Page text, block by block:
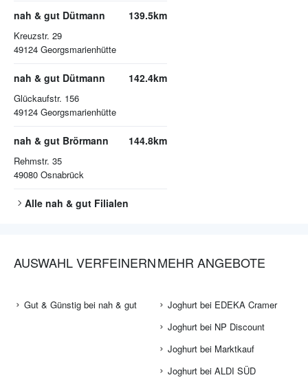
nah & gut Dütmann
Kreuzstr. 29
49124 Georgsmarienhütte
139.5km
nah & gut Dütmann
Glückaufstr. 156
49124 Georgsmarienhütte
142.4km
nah & gut Brörmann
Rehmstr. 35
49080 Osnabrück
144.8km
Alle nah & gut Filialen
AUSWAHL VERFEINERN
Gut & Günstig bei nah & gut
MEHR ANGEBOTE
Joghurt bei EDEKA Cramer
Joghurt bei NP Discount
Joghurt bei Marktkauf
Joghurt bei ALDI SÜD